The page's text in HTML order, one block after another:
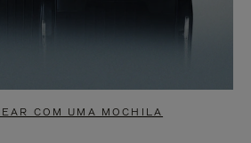
COM UMA MOCHILA